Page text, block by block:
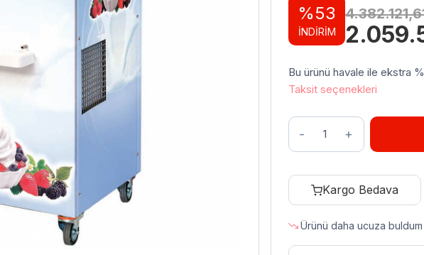
%53
İNDİRİM Orijinal
Bu ürünü havale ile ekstra
Taksit seçenekleri
Öztiryakiler
3
Dondurma
Makinesi
Pompalı
Karıştırıcılı
Kargo Bedava
Ürünü daha ucuza buldum